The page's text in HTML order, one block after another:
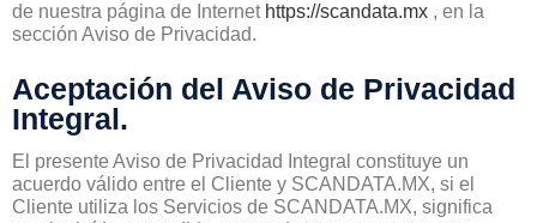
de nuestra página de Internet https://scandata.mx , en la
sección Aviso de Privacidad.
Aceptación del Aviso de Privacidad
Integral.
El presente Aviso de Privacidad Integral constituye un
acuerdo válido entre el Cliente y SCANDATA.MX, si el
Cliente utiliza los Servicios de SCANDATA.MX, significa